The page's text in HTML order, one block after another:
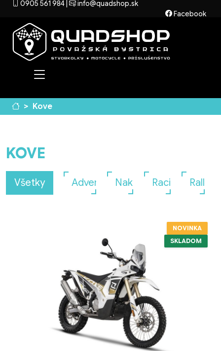
0905 561 984
info@quadshop.sk
Facebook
Kove
KOVE
Všetky AdventureNaked Racing Rally
NOVINKA
SKLADOM